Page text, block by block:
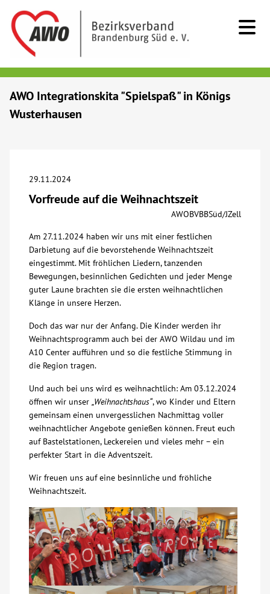
Senioren
Bildung
Über uns
Veranstaltungen
Spenden
Mitmachen
Karriere
Ausbildung
Glossar
Suche
Kontakt
AWO Integrationskita "Spielspaß" in Königs
Wusterhausen
29.11.2024
Vorfreude auf die Weihnachtszeit
AWOBVBBSüd/JZell
Am 27.11.2024 haben wir uns mit einer festlichen
Darbietung auf die bevorstehende Weihnachtszeit
eingestimmt. Mit fröhlichen Liedern, tanzenden
Bewegungen, besinnlichen Gedichten und jeder Menge
guter Laune brachten sie die ersten weihnachtlichen
Klänge in unsere Herzen.
Doch das war nur der Anfang. Die Kinder werden ihr
Weihnachtsprogramm auch bei der AWO Wildau und im
A10 Center aufführen und so die festliche Stimmung in
die Region tragen.
Und auch bei uns wird es weihnachtlich: Am 03.12.2024
öffnen wir unser „Weihnachtshaus“, wo Kinder und Eltern
gemeinsam einen unvergesslichen Nachmittag voller
weihnachtlicher Angebote genießen können. Freut euch
auf Bastelstationen, Leckereien und vieles mehr – ein
perfekter Start in die Adventszeit.
Wir freuen uns auf eine besinnliche und fröhliche
Weihnachtszeit.